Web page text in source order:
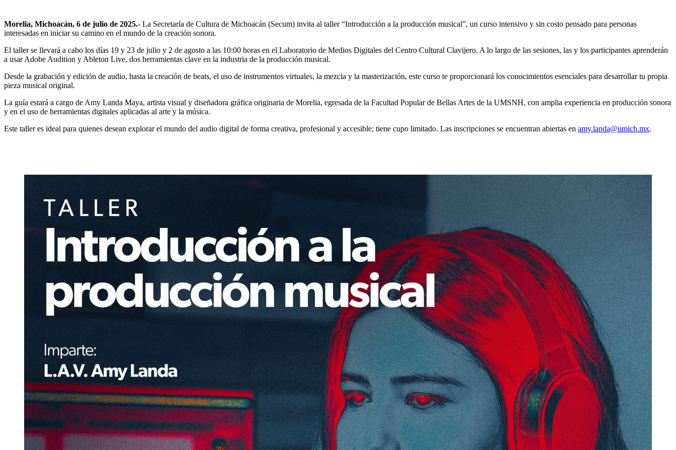
Morelia, Michoacán, 6 de julio de 2025.- La Secretaría de Cultura de Michoacán (Secum) invita al taller “Introducción a la producción musical”, un curso intensivo y sin costo pensado para personas
interesadas en iniciar su camino en el mundo de la creación sonora.
El taller se llevará a cabo los días 19 y 23 de julio y 2 de agosto a las 10:00 horas en el Laboratorio de Medios Digitales del Centro Cultural Clavijero. A lo largo de las sesiones, las y los participantes aprenderán
a usar Adobe Audition y Ableton Live, dos herramientas clave en la industria de la producción musical.
Desde la grabación y edición de audio, hasta la creación de beats, el uso de instrumentos virtuales, la mezcla y la masterización, este curso te proporcionará los conocimientos esenciales para desarrollar tu propia
pieza musical original.
La guía estará a cargo de Amy Landa Maya, artista visual y diseñadora gráfica originaria de Morelia, egresada de la Facultad Popular de Bellas Artes de la UMSNH, con amplia experiencia en producción sonora
y en el uso de herramientas digitales aplicadas al arte y la música.
Este taller es ideal para quienes desean explorar el mundo del audio digital de forma creativa, profesional y accesible; tiene cupo limitado. Las inscripciones se encuentran abiertas en amy.landa@umich.mx.